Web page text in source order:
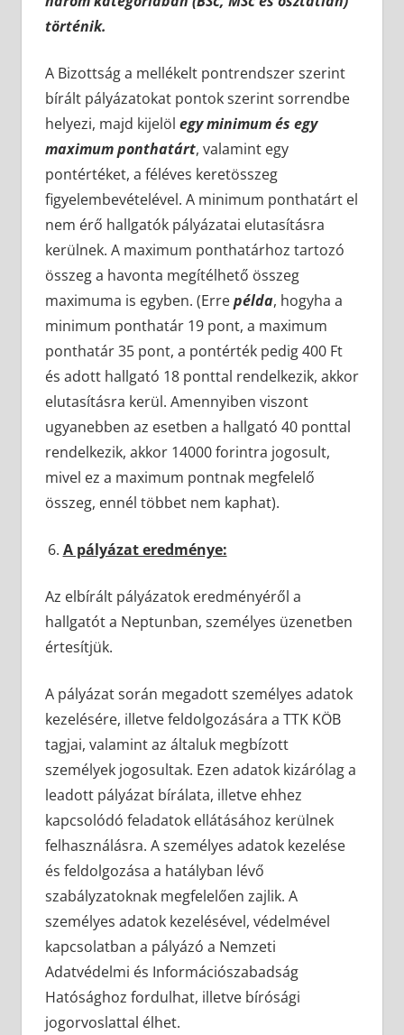
történik.
A Bizottság a mellékelt pontrendszer szerint
bírált pályázatokat pontok szerint sorrendbe
helyezi, majd kijelöl egy minimum és egy
maximum ponthatárt, valamint egy
pontértéket, a féléves keretösszeg
figyelembevételével. A minimum ponthatárt el
nem érő hallgatók pályázatai elutasításra
kerülnek. A maximum ponthatárhoz tartozó
összeg a havonta megítélhető összeg
maximuma is egyben. (Errepélda, hogyha a
minimum ponthatár 19 pont, a maximum
ponthatár 35 pont, a pontérték pedig 400 Ft
és adott hallgató 18 ponttal rendelkezik, akkor
elutasításra kerül. Amennyiben viszont
ugyanebben az esetben a hallgató 40 ponttal
rendelkezik, akkor 14000 forintra jogosult,
mivel ez a maximum pontnak megfelelő
összeg, ennél többet nem kaphat).
A pályázat eredménye:
Az elbírált pályázatok eredményéről a
hallgatót a Neptunban, személyes üzenetben
értesítjük.
A pályázat során megadott személyes adatok
kezelésére, illetve feldolgozására a TTK KÖB
tagjai, valamint az általuk megbízott
személyek jogosultak. Ezen adatok kizárólag a
leadott pályázat bírálata, illetve ehhez
kapcsolódó feladatok ellátásához kerülnek
felhasználásra. A személyes adatok kezelése
és feldolgozása a hatályban lévő
szabályzatoknak megfelelően zajlik. A
személyes adatok kezelésével, védelmével
kapcsolatban a pályázó a Nemzeti
Adatvédelmi és Információszabadság
Hatósághoz fordulhat, illetve bírósági
jogorvoslattal élhet.